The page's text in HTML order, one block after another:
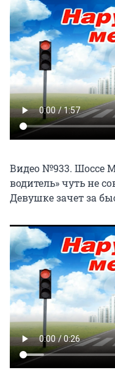
Видео №933. Шоссе
водитель» чуть не
Девушке зачет за